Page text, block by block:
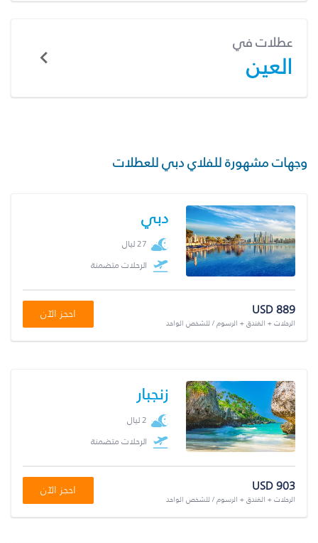
عطلات في
العين
وجهات مشهورة للفلاي دبي للعطلات
دبي
27 ليال
الرحلات متضمنة
USD 889
الرحلات + الفندق + الرسوم / للشخص الواحد
احجز الآن
زنجبار
2 ليال
الرحلات متضمنة
USD 903
الرحلات + الفندق + الرسوم / للشخص الواحد
احجز الآن